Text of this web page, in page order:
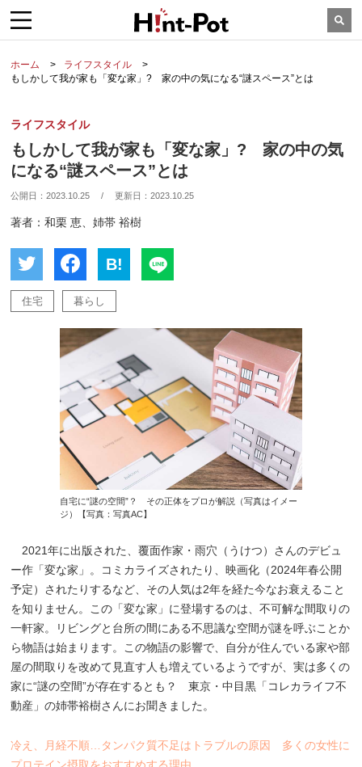
ホーム
ライフスタイル
もしかして我が家も「変な家」? 家の中の気になる“謎スペース”とは
ライフスタイル
もしかして我が家も「変な家」? 家の中の気
になる“謎スペース”とは
公開日：2023.10.25 / 更新日：2023.10.25
著者：和栗 恵、姉帯 裕樹
B!
住宅 暮らし
自宅に“謎の空間”？ その正体をプロが解説（写真はイメー
ジ）【写真：写真AC】
2021年に出版された、覆面作家・雨穴（うけつ）さんのデビュ
ー作「変な家」。コミカライズされたり、映画化（2024年春公開
予定）されたりするなど、その人気は2年を経た今なお衰えること
を知りません。この「変な家」に登場するのは、不可解な間取りの
一軒家。リビングと台所の間にある不思議な空間が謎を呼ぶことか
ら物語は始まります。この物語の影響で、自分が住んでいる家や部
屋の間取りを改めて見直す人も増えているようですが、実は多くの
家に“謎の空間”が存在するとも？ 東京・中目黒「コレカライフ不
動産」の姉帯裕樹さんにお聞きました。
冷え、月経不順…タンパク質不足はトラブルの原因 多くの女性に
プロテイン摂取をおすすめする理由